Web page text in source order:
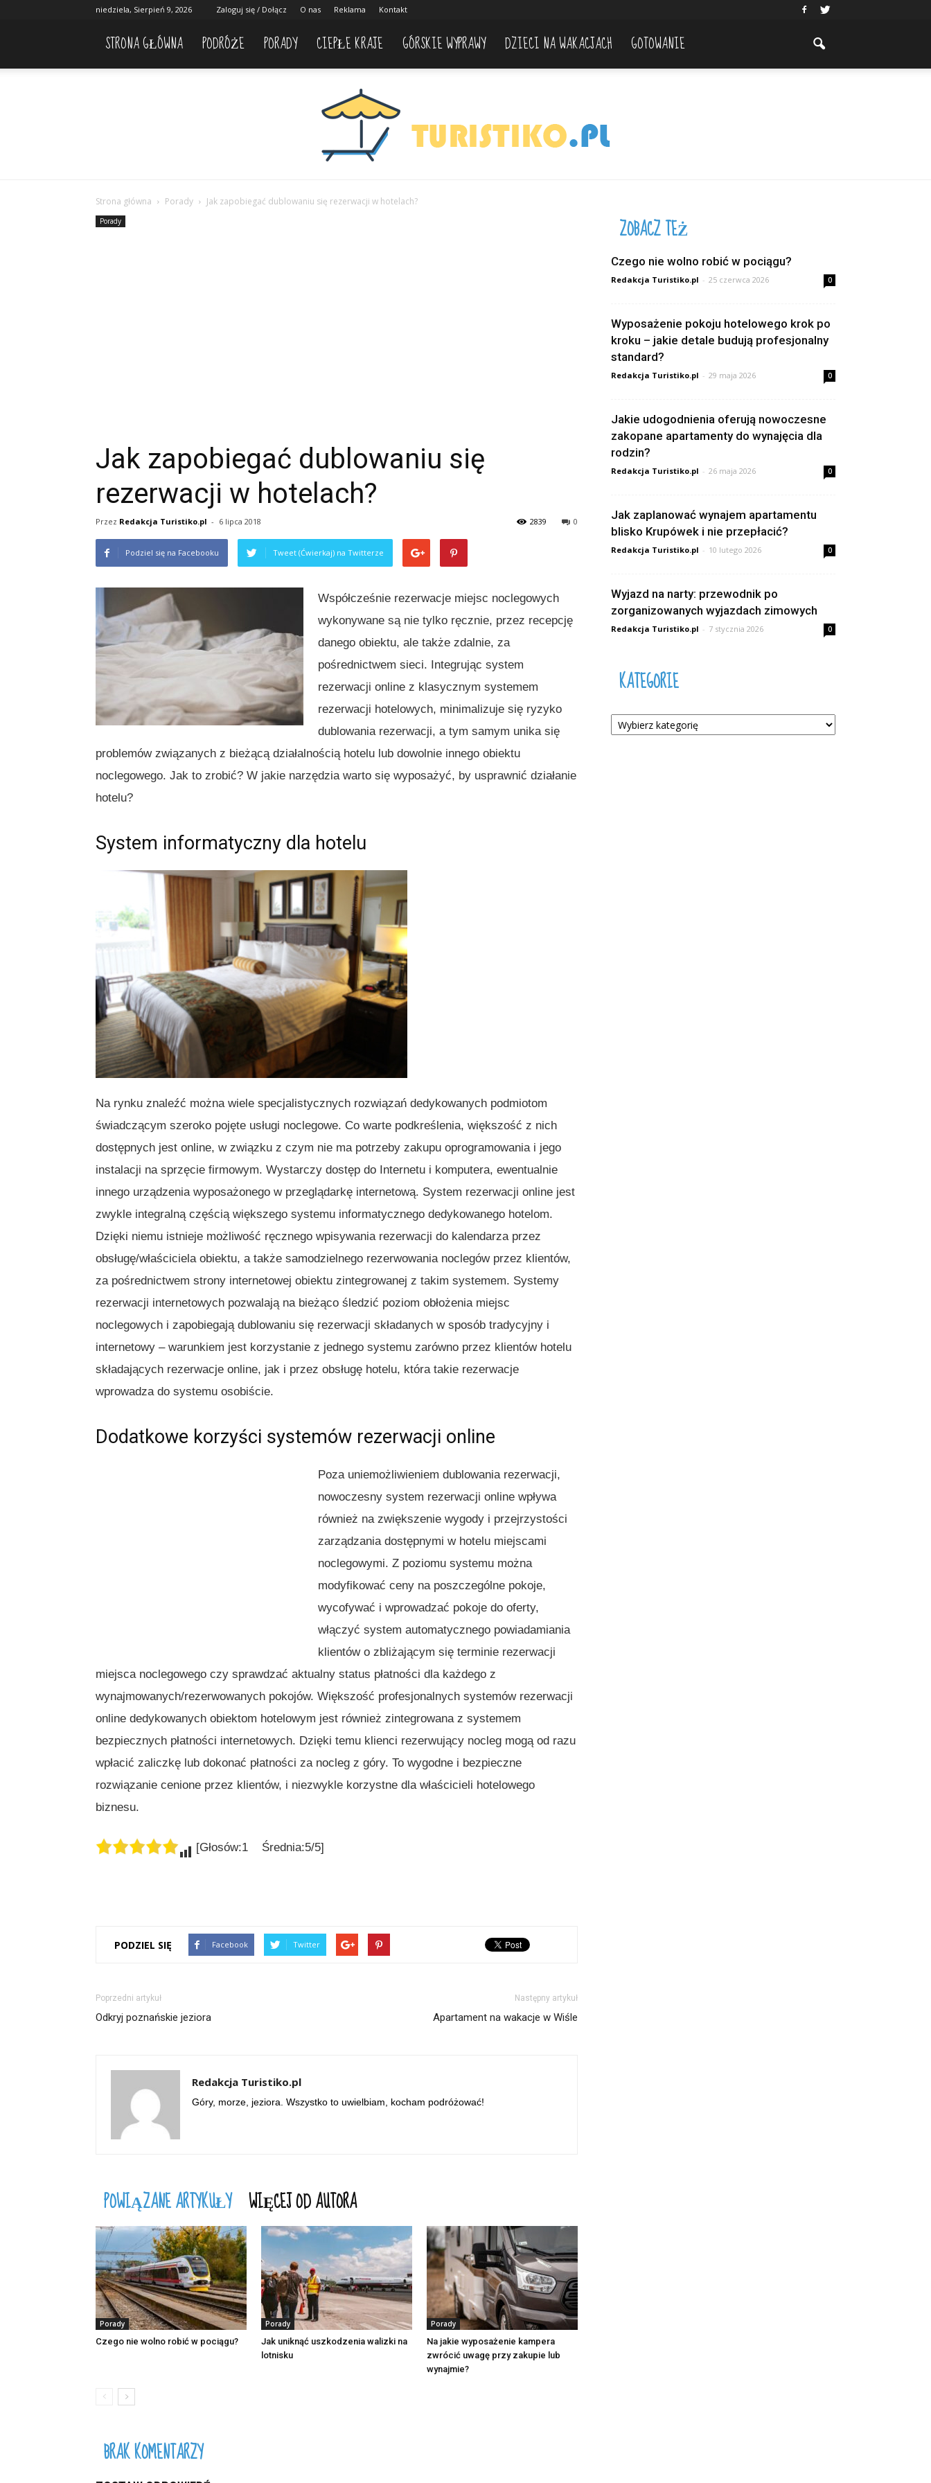
niedziela, Sierpień 9, 2026 Zaloguj się / Dołącz O nas Reklama Kontakt
STRONA GŁÓWNA PODRÓŻE PORADY CIEPŁE KRAJE GÓRSKIE WYPRAWY DZIECI NA WAKACJACH GOTOWANIE
Strona główna Porady Jak zapobiegać dublowaniu się rezerwacji w hotelach?
Porady
Jak zapobiegać dublowaniu się
rezerwacji w hotelach?
Przez Redakcja Turistiko.pl - 6 lipca 2018 0
2839
Podziel się na Facebooku Tweet (Ćwierkaj) na Twitterze
Współcześnie rezerwacje miejsc noclegowych
wykonywane są nie tylko ręcznie, przez recepcję
danego obiektu, ale także zdalnie, za
pośrednictwem sieci. Integrując system
rezerwacji online z klasycznym systemem
rezerwacji hotelowych, minimalizuje się ryzyko
dublowania rezerwacji, a tym samym unika się
problemów związanych z bieżącą działalnością hotelu lub dowolnie innego obiektu
noclegowego. Jak to zrobić? W jakie narzędzia warto się wyposażyć, by usprawnić działanie
hotelu?
System informatyczny dla hotelu
Na rynku znaleźć można wiele specjalistycznych rozwiązań dedykowanych podmiotom
świadczącym szeroko pojęte usługi noclegowe. Co warte podkreślenia, większość z nich
dostępnych jest online, w związku z czym nie ma potrzeby zakupu oprogramowania i jego
instalacji na sprzęcie firmowym. Wystarczy dostęp do Internetu i komputera, ewentualnie
innego urządzenia wyposażonego w przeglądarkę internetową. System rezerwacji online jest
zwykle integralną częścią większego systemu informatycznego dedykowanego hotelom.
Dzięki niemu istnieje możliwość ręcznego wpisywania rezerwacji do kalendarza przez
obsługę/właściciela obiektu, a także samodzielnego rezerwowania noclegów przez klientów,
za pośrednictwem strony internetowej obiektu zintegrowanej z takim systemem. Systemy
rezerwacji internetowych pozwalają na bieżąco śledzić poziom obłożenia miejsc
noclegowych i zapobiegają dublowaniu się rezerwacji składanych w sposób tradycyjny i
internetowy – warunkiem jest korzystanie z jednego systemu zarówno przez klientów hotelu
składających rezerwacje online, jak i przez obsługę hotelu, która takie rezerwacje
wprowadza do systemu osobiście.
Dodatkowe korzyści systemów rezerwacji online
Poza uniemożliwieniem dublowania rezerwacji,
nowoczesny system rezerwacji online wpływa
również na zwiększenie wygody i przejrzystości
zarządzania dostępnymi w hotelu miejscami
noclegowymi. Z poziomu systemu można
modyfikować ceny na poszczególne pokoje,
wycofywać i wprowadzać pokoje do oferty,
włączyć system automatycznego powiadamiania
klientów o zbliżającym się terminie rezerwacji
miejsca noclegowego czy sprawdzać aktualny status płatności dla każdego z
wynajmowanych/rezerwowanych pokojów. Większość profesjonalnych systemów rezerwacji
online dedykowanych obiektom hotelowym jest również zintegrowana z systemem
bezpiecznych płatności internetowych. Dzięki temu klienci rezerwujący nocleg mogą od razu
wpłacić zaliczkę lub dokonać płatności za nocleg z góry. To wygodne i bezpieczne
rozwiązanie cenione przez klientów, i niezwykle korzystne dla właścicieli hotelowego
biznesu.
[Głosów:1 Średnia:5/5]
PODZIEL SIĘ Facebook Twitter
Poprzedni artykuł
Odkryj poznańskie jeziora
Następny artykuł
Apartament na wakacje w Wiśle
Redakcja Turistiko.pl
Góry, morze, jeziora. Wszystko to uwielbiam, kocham podróżować!
POWIĄZANE ARTYKUŁY WIĘCEJ OD AUTORA
Porady
Czego nie wolno robić w pociągu?
Porady
Jak uniknąć uszkodzenia walizki na
lotnisku
Porady
Na jakie wyposażenie kampera
zwrócić uwagę przy zakupie lub
wynajmie?
BRAK KOMENTARZY
ZOBACZ TEŻ
Czego nie wolno robić w pociągu?
Redakcja Turistiko.pl - 25 czerwca 2026 0
Wyposażenie pokoju hotelowego krok po
kroku – jakie detale budują profesjonalny
standard?
Redakcja Turistiko.pl - 29 maja 2026 0
Jakie udogodnienia oferują nowoczesne
zakopane apartamenty do wynajęcia dla
rodzin?
Redakcja Turistiko.pl - 26 maja 2026 0
Jak zaplanować wynajem apartamentu
blisko Krupówek i nie przepłacić?
Redakcja Turistiko.pl - 10 lutego 2026 0
Wyjazd na narty: przewodnik po
zorganizowanych wyjazdach zimowych
Redakcja Turistiko.pl - 7 stycznia 2026 0
KATEGORIE
Kategorie